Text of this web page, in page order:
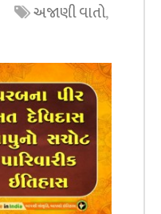
અજાણી વાતો,